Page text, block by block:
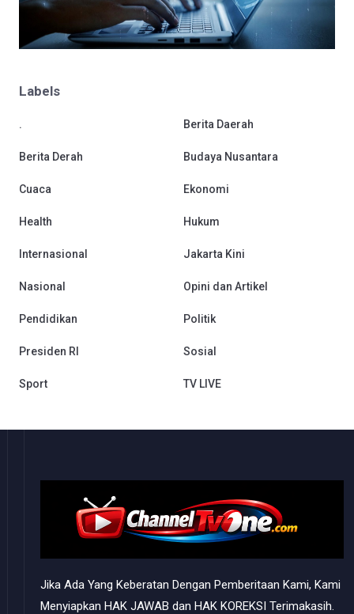
Labels
. Berita Daerah
Berita Derah Budaya Nusantara
Cuaca Ekonomi
Health Hukum
Internasional Jakarta Kini
Nasional Opini dan Artikel
Pendidikan Politik
Presiden RI Sosial
Sport TV LIVE
Jika Ada Yang Keberatan Dengan Pemberitaan Kami, Kami
Menyiapkan HAK JAWAB dan HAK KOREKSI Terimakasih.